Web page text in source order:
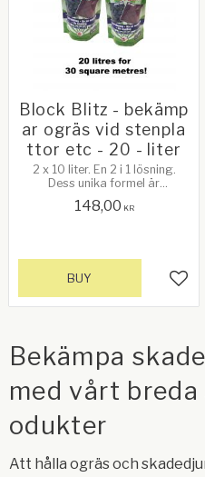
Block Blitz - bekämp
ar ogräs vid stenpla
ttor etc - 20 - liter
2 x 10 liter. En 2 i 1 lösning.
Dess unika formel är
helt enkelt med en vattenkanna.
148,00 KR
BUY
Bekämpa
med vårt
odukter
Att hålla ogräs och